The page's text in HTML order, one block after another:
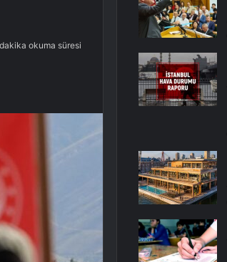
okuma süresi